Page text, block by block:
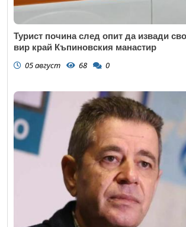
Турист почина след опит да извади
вир край Къпиновския манастир
05 август 68 0